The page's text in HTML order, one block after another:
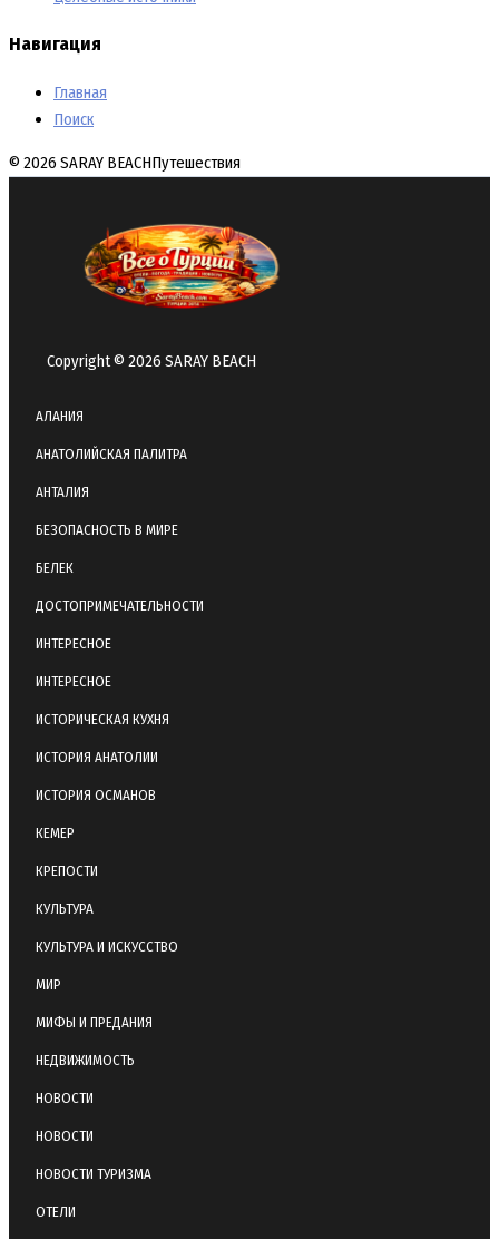
Навигация
Главная
Поиск
© 2026 SARAY BEACHПутешествия
Copyright © 2026 SARAY BEACH
АЛАНИЯ
АНАТОЛИЙСКАЯ ПАЛИТРА
АНТАЛИЯ
БЕЗОПАСНОСТЬ В МИРЕ
БЕЛЕК
ДОСТОПРИМЕЧАТЕЛЬНОСТИ
ИНТЕРЕСНОЕ
ИНТЕРЕСНОЕ
ИСТОРИЧЕСКАЯ КУХНЯ
ИСТОРИЯ АНАТОЛИИ
ИСТОРИЯ ОСМАНОВ
КЕМЕР
КРЕПОСТИ
КУЛЬТУРА
КУЛЬТУРА И ИСКУССТВО
МИР
МИФЫ И ПРЕДАНИЯ
НЕДВИЖИМОСТЬ
НОВОСТИ
НОВОСТИ
НОВОСТИ ТУРИЗМА
ОТЕЛИ